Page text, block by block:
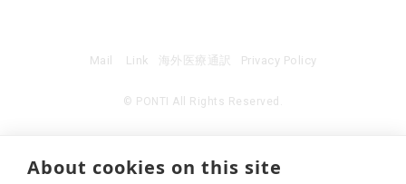
© PONTI All Rights Reserved.
Mail Link 海外医療通訳 Privacy Policy
About cookies on this site